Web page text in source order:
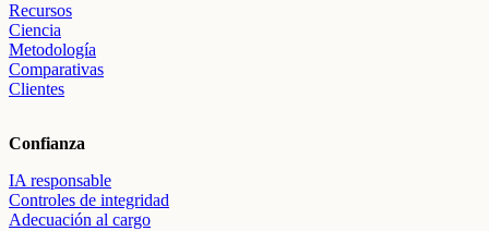
Recursos
Ciencia
Metodología
Comparativas
Clientes
Confianza
IA responsable
Controles de integridad
Adecuación al cargo